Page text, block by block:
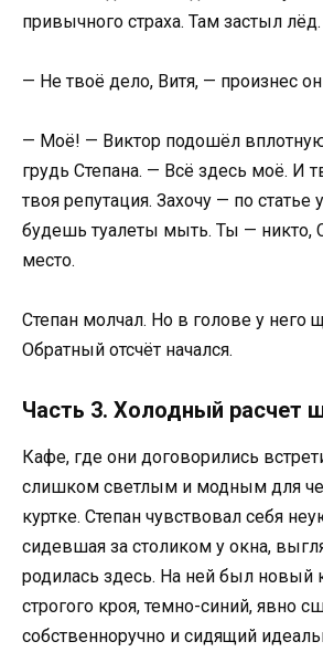
привычного страха. Там застыл лёд.
— Не твоё дело, Витя, — произнес он
— Моё! — Виктор подошёл
грудь Степана. — Всё здесь моё. И
твоя репутация. Захочу — по
будешь туалеты мыть. Ты — никто,
место.
Степан молчал. Но в голове у него
Обратный отсчёт начался.
Часть 3. Холодный расчет
Кафе, где они договорились
слишком светлым и модным для
куртке. Степан чувствовал себя
сидевшая за столиком у окна,
родилась здесь. На ней был новый
строгого кроя, темно-синий, явно
собственноручно и сидящий